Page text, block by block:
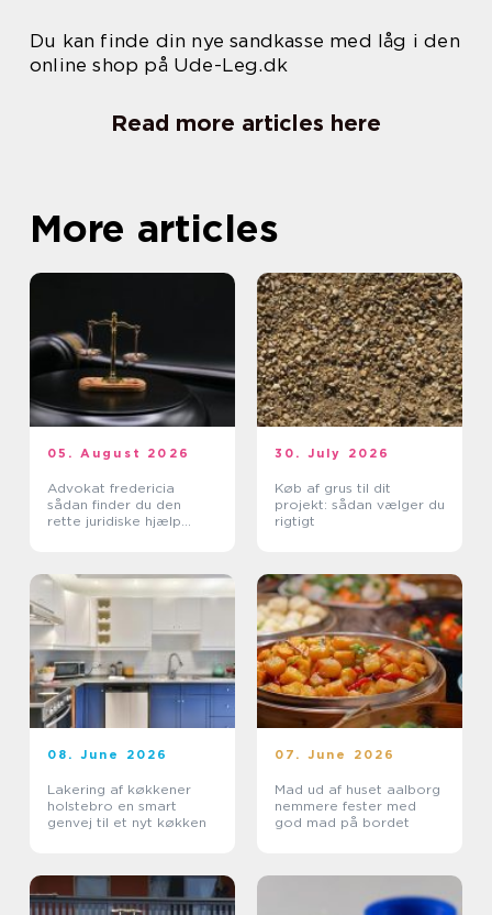
Du kan finde din nye sandkasse med låg i den
online shop på Ude-Leg.dk
Read more articles here
More articles
05. August 2026
Advokat fredericia
sådan finder du den
rette juridiske hjælp
30. July 2026
Køb af grus til dit
projekt: sådan vælger du
rigtigt
08. June 2026
Lakering af køkkener
holstebro en smart
genvej til et nyt køkken
07. June 2026
Mad ud af huset aalborg
nemmere fester med
god mad på bordet